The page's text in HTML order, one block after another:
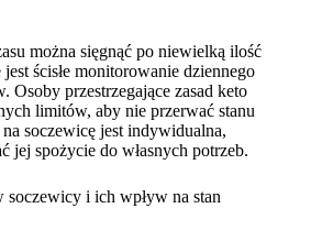
można sięgnąć po niewielką ilość
ścisłe monitorowanie dziennego
Osoby przestrzegające zasad keto
limitów, aby nie przerwać stanu
soczewicę jest indywidualna,
jej spożycie do własnych potrzeb.
soczewicy i ich wpływ na stan